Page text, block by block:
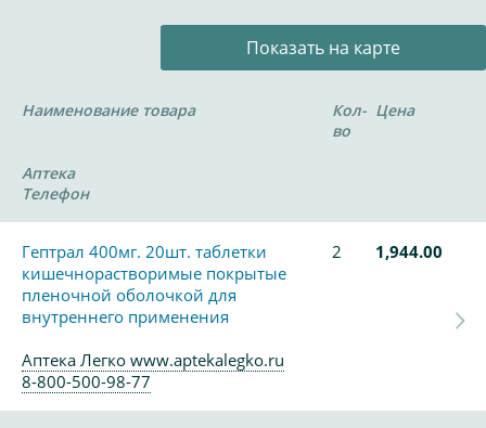
Показать на карте
Наименование товара
Кол-
во
Цена
Аптека
Телефон
Гептрал 400мг. 20шт. таблетки
кишечнорастворимые покрытые
пленочной оболочкой для
внутреннего применения
2 1,944.00
Аптека Легко www.aptekalegko.ru
8-800-500-98-77